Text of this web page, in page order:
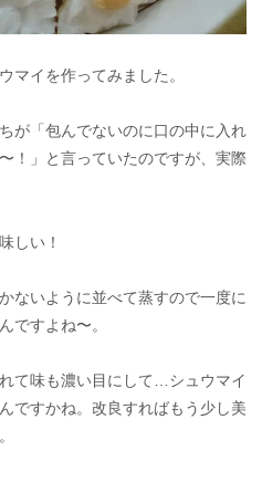
マイを作ってみました。
が「包んでないのに口の中に入れ
！」と言っていたのですが、実際
しい！
ないように並べて蒸すので一度に
ですよね〜。
て味も濃い目にして…シュウマイ
ですかね。改良すればもう少し美